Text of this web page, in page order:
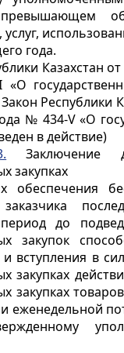
услуг,
года.
Казахстан
Республики
№ 434-V «О
в действие)
Заключение
закупках
обеспечения
заказчика
до
закупок
вступления в
закупках
закупках
еженедельной